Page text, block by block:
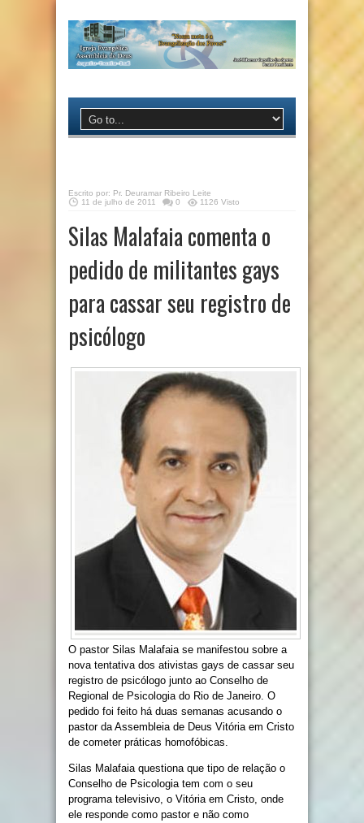
Escrito por: Pr. Deuramar Ribeiro Leite
11 de julho de 2011
0 1126 Visto
Silas Malafaia comenta o
pedido de militantes gays
para cassar seu registro de
psicólogo
O pastor Silas Malafaiase manifestou sobre a
nova tentativa dos ativistas gays de cassar seu
registro de psicólogo junto ao Conselho de
Regional de Psicologia do Rio de Janeiro. O
pedido foi feito há duas semanas acusando o
pastor daAssembleia de Deus Vitória em Cristo
de cometer práticas homofóbicas.
Silas Malafaia questiona que tipo de relação o
Conselho de Psicologia tem com o seu
programa televisivo, o Vitória em Cristo, onde
ele responde como pastor e não como